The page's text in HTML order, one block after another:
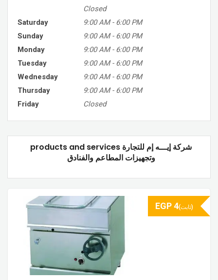
Closed
Saturday
9:00 AM - 6:00 PM
Sunday
9:00 AM - 6:00 PM
Monday
9:00 AM - 6:00 PM
Tuesday
9:00 AM - 6:00 PM
Wednesday
9:00 AM - 6:00 PM
Thursday
9:00 AM - 6:00 PM
Friday
Closed
products and services شركة إيـــه إم للتجارة
وتجهيزات المطاعم والفنادق
EGP4 (ثابت)